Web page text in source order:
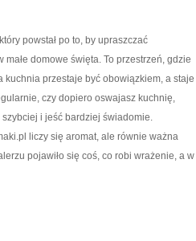
powstał po to, by upraszczać
domowe święta. To przestrzeń, gdzie
kuchnia przestaje być obowiązkiem, a staje
czy dopiero oswajasz kuchnię,
i jeść bardziej świadomie.
liczy się aromat, ale równie ważna
pojawiło się coś, co robi wrażenie, a w